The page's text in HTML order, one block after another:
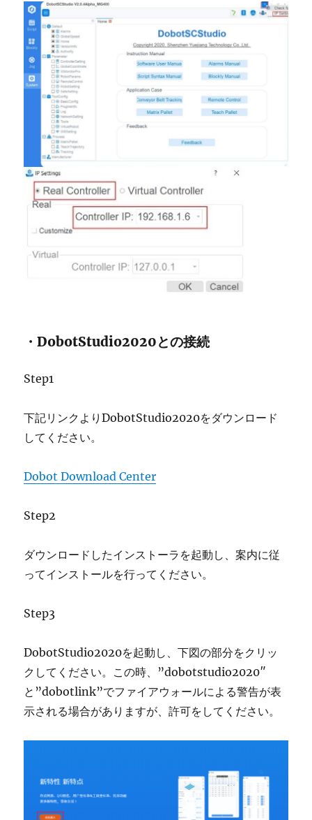
・DobotStudio2020との接続
Step1
下記リンクよりDobotStudio2020をダウンロード
してください。
Dobot Download Center
Step2
ダウンロードしたインストーラを起動し、案内に従
ってインストールを行ってください。
Step3
DobotStudio2020を起動し、下図の部分をクリッ
クしてください。この時、”dobotstudio2020″
と”dobotlink”でファイアウォールによる警告が表
示される場合がありますが、許可をしてください。